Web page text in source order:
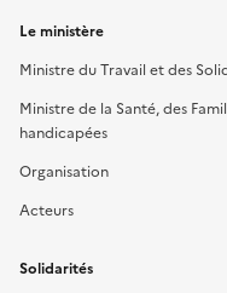
Le ministère
Ministre du Travail et des
Ministre de la Santé, des
handicapées
Organisation
Acteurs
Solidarités